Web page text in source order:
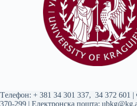
Tелефон: + 381 34 301 337, 34 372 601 |
370-299 | Електронска пошта: